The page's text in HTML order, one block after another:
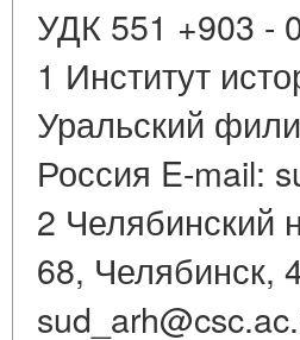
УДК 551 +903 -
1 Институт
Уральский
Россия E-mail:
2
68, Челябинск,